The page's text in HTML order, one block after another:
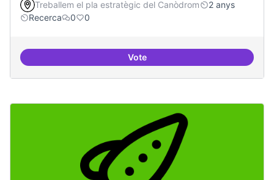
Treballem el pla estratègic del Canòdrom
2 anys
Recerca
0 0
VotePilot guifinet nivell ciutat